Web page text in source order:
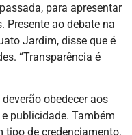
para apresentar
Presente ao debate na
Jardim, disse que é
“Transparência é
obedecer aos
publicidade. Também
tipo de credenciamento,